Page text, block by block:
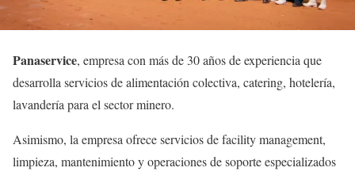
Panaservice, empresa con más de 30 años de experiencia que
desarrolla servicios de alimentación colectiva, catering, hotelería,
lavandería para el sector minero.
Asimismo, la empresa ofrece servicios de facility management,
limpieza, mantenimiento y operaciones de soporte especializados